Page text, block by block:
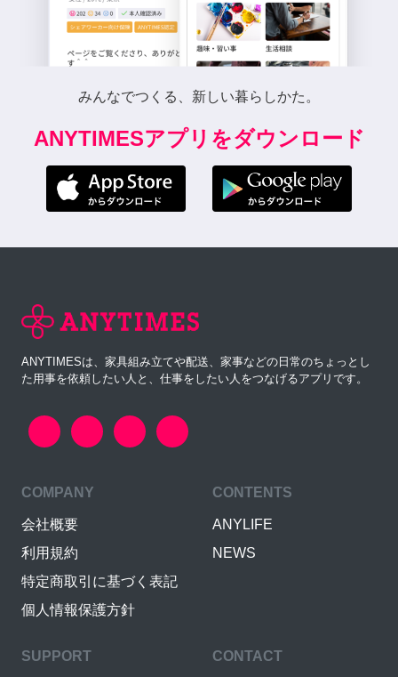
みんなでつくる、新しい暮らしかた。
ANYTIMESアプリをダウンロード
ANYTIMESは、家具組み立てや配送、家事などの日常のちょっとし
た用事を依頼したい人と、仕事をしたい人をつなげるアプリです。
COMPANY
会社概要
利用規約
特定商取引に基づく表記
個人情報保護方針
CONTENTS
ANYLIFE
NEWS
SUPPORT CONTACT